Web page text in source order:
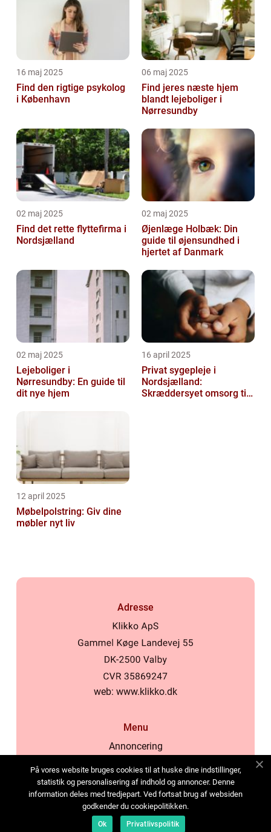
16 maj 2025
Find den rigtige psykolog
i København
06 maj 2025
Find jeres næste hjem
blandt lejeboliger i
Nørresundby
02 maj 2025
Find det rette flyttefirma i
Nordsjælland
02 maj 2025
Øjenlæge Holbæk: Din
guide til øjensundhed i
hjertet af Danmark
02 maj 2025
Lejeboliger i
Nørresundby: En guide til
dit nye hjem
16 april 2025
Privat sygepleje i
Nordsjælland:
Skræddersyet omsorg til
12 april 2025
Møbelpolstring: Giv dine
møbler nyt liv
Adresse
web: www.klikko.dk
Menu
Annoncering
Cookies
Kontakt os
Sitemap
På vores website bruges cookies til at huske dine indstillinger,
statistik og personalisering af indhold og annoncer. Denne
information deles med tredjepart. Ved fortsat brug af websiden
godkender du cookiepolitikken.
Ok Privatlivspolitik